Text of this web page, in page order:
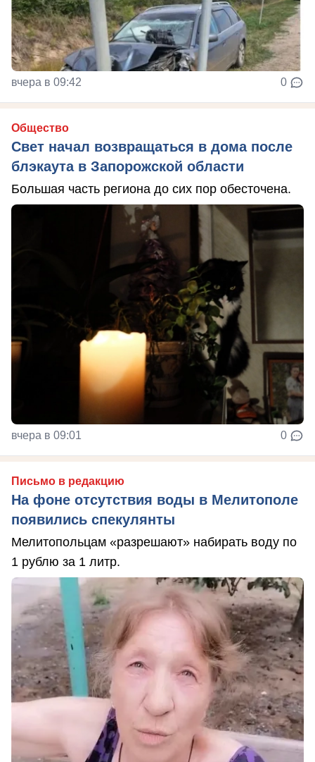
вчера в 09:42 0
Общество
Свет начал возвращаться в дома после
блэкаута в Запорожской области
Большая часть региона до сих пор обесточена.
вчера в 09:01 0
Письмо в редакцию
На фоне отсутствия воды в Мелитополе
появились спекулянты
Мелитопольцам «разрешают» набирать воду по
1 рублю за 1 литр.